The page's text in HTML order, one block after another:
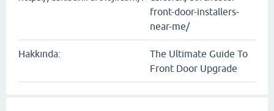
front-door-installers-
near-me/
Hakkında:
The Ultimate Guide To
Front Door Upgrade